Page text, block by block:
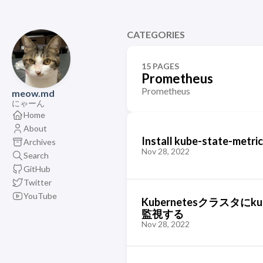
meow.md
にゃーん
Home
About
Archives
Search
GitHub
Twitter
YouTube
CATEGORIES
15 PAGES
Prometheus
Prometheus
Install kube-state-
Nov 28, 2022
Kubernetesクラスタに
監視する
Nov 28, 2022